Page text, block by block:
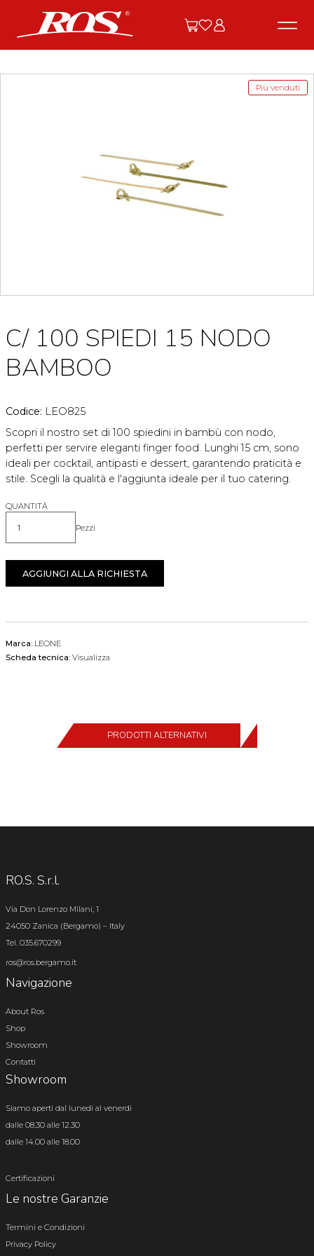
Più venduti
C/ 100 SPIEDI 15 NODO
BAMBOO
Codice: LEO825
Scopri il nostro set di 100 spiedini in bambù con nodo,
perfetti per servire eleganti finger food. Lunghi 15 cm, sono
ideali per cocktail, antipasti e dessert, garantendo praticità e
stile. Scegli la qualità e l'aggiunta ideale per il tuo catering.
QUANTITÀ
Quantità Pezzi
AGGIUNGI ALLA RICHIESTA
Marca: LEONE
Scheda tecnica: Visualizza
PRODOTTI ALTERNATIVI
RO.S. S.r.l.
Via Don Lorenzo Milani, 1
24050 Zanica (Bergamo) – Italy
Tel. 035.670299
ros@ros.bergamo.it
Navigazione
About Ros
Shop
Showroom
Contatti
Showroom
Siamo aperti dal lunedì al venerdì
dalle 08.30 alle 12.30
dalle 14.00 alle 18.00
Certificazioni
Le nostre Garanzie
Termini e Condizioni
Privacy Policy